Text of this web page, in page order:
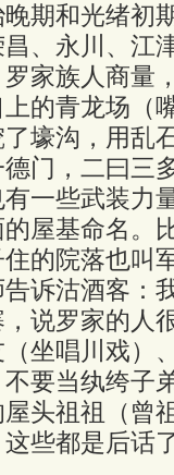
和光绪初期
、永川、江
家族人商量
的青龙场（
壕沟，用乱
门，二曰三
些武装力量
屋基命名。
住的院落也叫
沽酒客：我
说罗家的人
坐唱川戏）
要当纨绔子
头祖祖（曾
些都是后话